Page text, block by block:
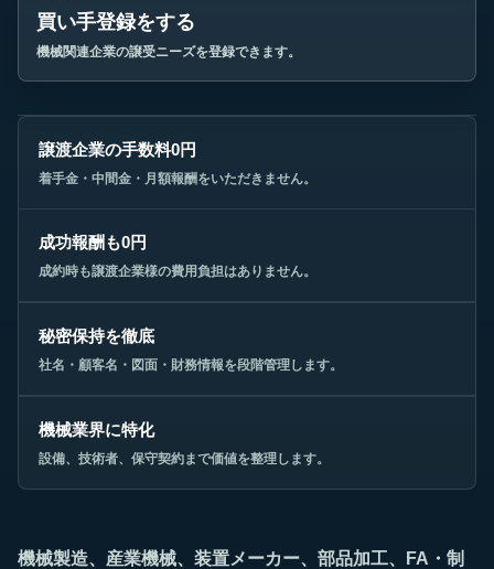
買い手登録をする
機械関連企業の譲受ニーズを登録できます。
譲渡企業の手数料0円
着手金・中間金・月額報酬をいただきません。
成功報酬も0円
成約時も譲渡企業様の費用負担はありません。
秘密保持を徹底
社名・顧客名・図面・財務情報を段階管理します。
機械業界に特化
設備、技術者、保守契約まで価値を整理します。
機械製造、産業機械、装置メーカー、部品加工、FA・制